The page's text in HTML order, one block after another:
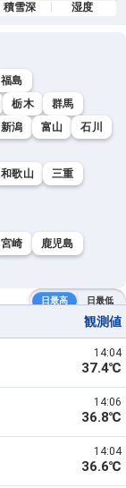
積雪深 湿度
福島
栃木 群馬
新潟 富山
石川
和歌山 三重
宮崎 鹿児島
日最高 日最低
観測値
14:04
37.4℃
14:06
36.8℃
14:04
36.6℃